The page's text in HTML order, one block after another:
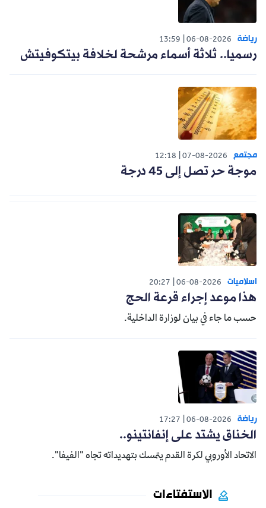
رياضة 06-08-2026
13:59
رسميا.. ثلاثة أسماء مرشحة لخلافة بيتكوفيتش
مجتمع 07-08-2026
12:18
موجة حر تصل إلى 45 درجة
اسلاميات 06-08-2026
20:27
هذا موعد إجراء قرعة الحج
حسب ما جاء في بيان لوزارة الداخلية.
رياضة 06-08-2026
17:27
الخناق يشتد على إنفانتينو..
الاتحاد الأوروبي لكرة القدم يتمسك بتهديداته تجاه "الفيفا".
الاستفتاءات